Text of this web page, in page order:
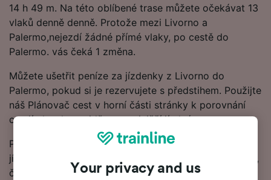
14 h 49 m. Na této oblíbené trase můžete očekávat 13
vlaků denně denně. Protože mezi Livorno a
Palermo,nejezdí žádné přímé vlaky, po cestě do
Palermo. vás čeká 1 změna.
Můžete ušetřit peníze za jízdenky z Livorno do
Palermo, pokud si je rezervujete s předstihem. Použijte
náš Plánovač cest v horní části stránky k porovnání
cen jízdenek a najděte to nejnižší jízdné.
Pokud chcete o cestě vědět více, podívejte se na
jízdní řády, tipy, jak rezervovat levné vlakové jízdenky,
často kladené otázky a první a poslední odjezdy
Your privacy and us